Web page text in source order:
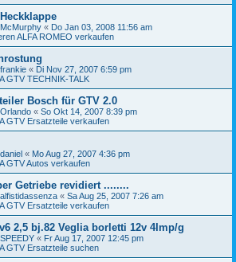
McMurphy « Do Jan 03, 2008 11:56 am
ALFA ROMEO verkaufen
frankie « Di Nov 27, 2007 6:59 pm
GTV TECHNIK-TALK
Bosch für GTV 2.0
Orlando « So Okt 14, 2007 8:39 pm
GTV Ersatzteile verkaufen
daniel « Mo Aug 27, 2007 4:36 pm
GTV Autos verkaufen
Getriebe revidiert ........
alfistidassenza « Sa Aug 25, 2007 7:26 am
GTV Ersatzteile verkaufen
2,5 bj.82 Veglia borletti 12v 4Imp/g
SPEEDY « Fr Aug 17, 2007 12:45 pm
GTV Ersatzteile suchen